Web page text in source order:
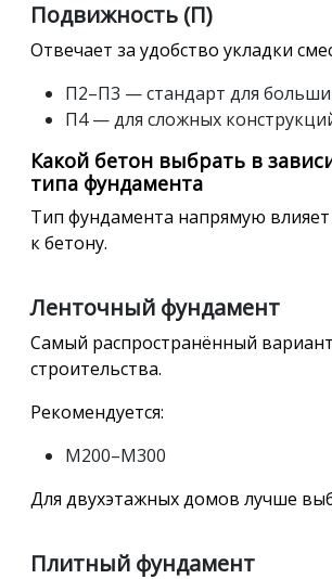
Подвижность (П)
Отвечает за удобство укладки
П2–П3 — стандарт для
П4 — для сложных
Какой бетон выбрать в
типа фундамента
Тип фундамента напрямую
к бетону.
Ленточный фундамент
Самый распространённый
строительства.
Рекомендуется:
М200–М300
Для двухэтажных домов лучше
Плитный фундамент